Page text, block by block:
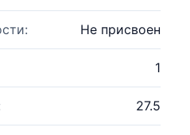
Не присвоен
1
27.5